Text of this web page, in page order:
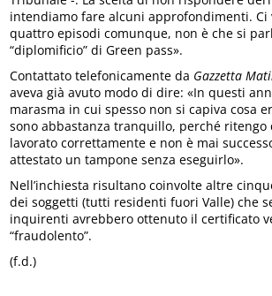
intendiamo fare alcuni approfondimenti. Ci
quattro episodi comunque, non è che si
“diplomificio” di Green pass».
Contattato telefonicamente da Gazzetta
aveva già avuto modo di dire: «In questi
marasma in cui spesso non si capiva cosa
sono abbastanza tranquillo, perché ritengo
lavorato correttamente e non è mai
attestato un tampone senza eseguirlo».
Nell’inchiesta risultano coinvolte altre
dei soggetti (tutti residenti fuori Valle) che
inquirenti avrebbero ottenuto il certificato
“fraudolento”.
(f.d.)